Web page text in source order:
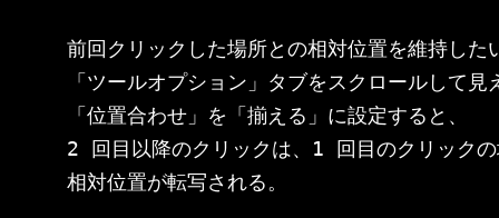
前回クリックした場所との相対位置を維持した
「ツールオプション」タブをスクロールして見
「位置合わせ」を「揃える」に設定すると、
2 回目以降のクリックは、1 回目のクリック